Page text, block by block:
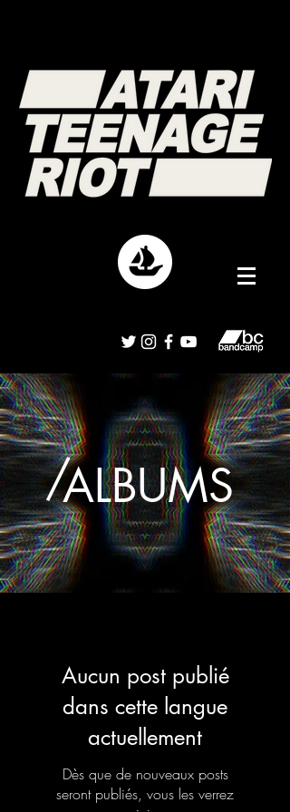
ALBUMS
/
Aucun post publié
dans cette langue
actuellement
Dès que de nouveaux posts
seront publiés, vous les verrez